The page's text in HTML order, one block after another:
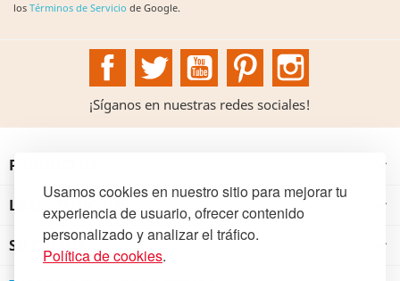
Usamos cookies en nuestro sitio para mejorar tu
experiencia de usuario, ofrecer contenido
personalizado y analizar el tráfico.
Política de cookies.
los Términos de Servicio de Google.
FacebookTwitter YouTubePinterest
¡Síganos en nuestras redes sociales!
PRODUCTOS 
LA INSTITUCIÓN 
SU CUENTA 